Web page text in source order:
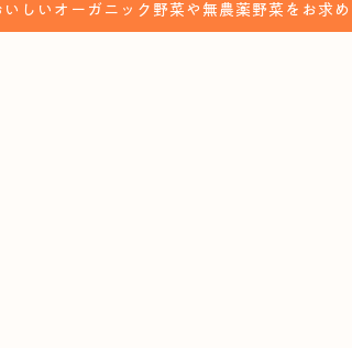
しいオーガニック野菜や無農薬野菜をお求